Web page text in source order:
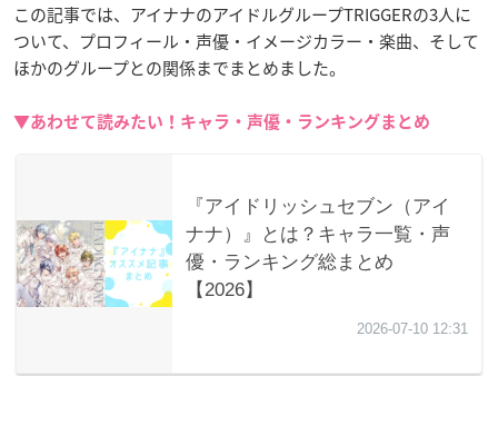
この記事では、アイナナのアイドルグループTRIGGERの3人に
ついて、プロフィール・声優・イメージカラー・楽曲、そして
ほかのグループとの関係までまとめました。
▼あわせて読みたい！キャラ・声優・ランキングまとめ